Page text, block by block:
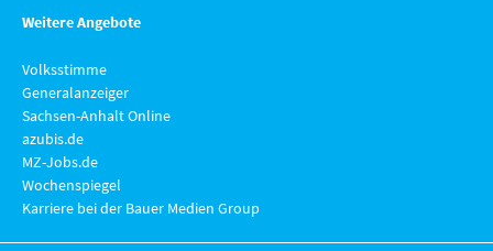
Weitere Angebote
Volksstimme
Generalanzeiger
Sachsen-Anhalt Online
azubis.de
MZ-Jobs.de
Wochenspiegel
Karriere bei der Bauer Medien Group